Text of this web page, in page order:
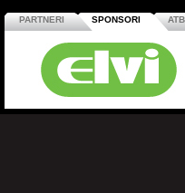
PARTNERI SPONSORI